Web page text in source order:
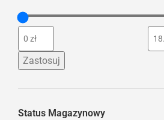
Zastosuj
Status Magazynowy